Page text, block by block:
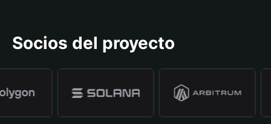
Socios del proyecto